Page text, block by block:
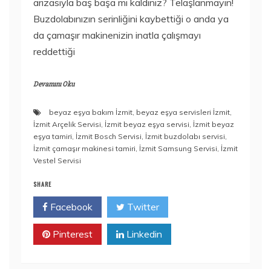
arızasıyla baş başa mı kaldınız? Telaşlanmayın!
Buzdolabınızın serinliğini kaybettiği o anda ya
da çamaşır makinenizin inatla çalışmayı
reddettiği
Devamını Oku
beyaz eşya bakım İzmit, beyaz eşya servisleri İzmit,
İzmit Arçelik Servisi, İzmit beyaz eşya servisi, İzmit beyaz
eşya tamiri, İzmit Bosch Servisi, İzmit buzdolabı servisi,
İzmit çamaşır makinesi tamiri, İzmit Samsung Servisi, İzmit
Vestel Servisi
SHARE
Facebook Twitter
Pinterest Linkedin